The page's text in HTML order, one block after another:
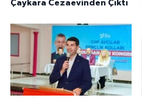
Çaykara Cezaevinden Çıktı